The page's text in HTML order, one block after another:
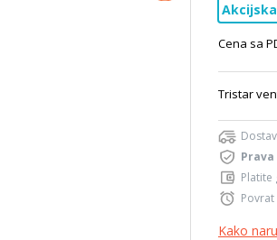
Cena sa
Tristar
Platite
Kako